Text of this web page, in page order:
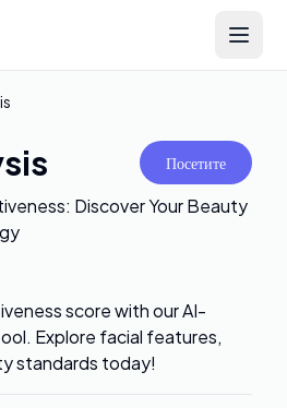
Open
Посетите
Discover Your Beauty
score with our AI-
Explore facial features,
standards today!